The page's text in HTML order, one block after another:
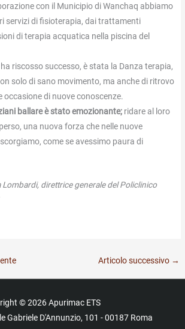
con il Municipio di Wanchaq abbiamo
servizi di fisioterapia, dai trattamenti
di terapia acquatica nella piscina del
riscosso successo, è stata la Danza terapia,
solo di sano movimento, ma anche di ritrovo
occasione di nuove conoscenze.
ballare è stato emozionante; ridare al loro
una nuova forza che nelle nuove
come se avessimo paura di
Lombardi, direttrice generale del Policlinico
Articolo successivo →
© 2026Apurimac ETS
Gabriele D'Annunzio, 101 - 00187 Roma